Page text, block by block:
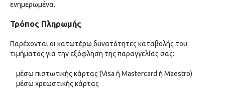
ενημερωμένα.
Τρόπος Πληρωμής
Παρέχονται οι κατωτέρω δυνατότητες καταβολής του
τιμήματος για την εξόφληση της παραγγελίας σας:
μέσω πιστωτικής κάρτας (Visa ή Mastercard ή Maestro)
μέσω χρεωστικής κάρτας